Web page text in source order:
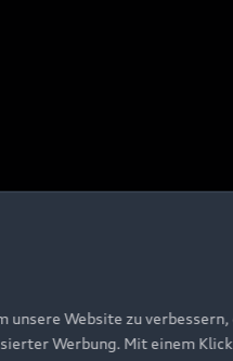
unsere Website zu
Werbung. Mit einem